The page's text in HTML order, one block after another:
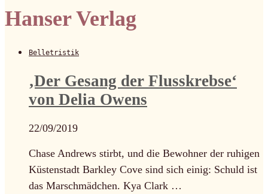
Hanser Verlag
Belletristik
‚Der Gesang der Flusskrebse‘
von Delia Owens
22/09/2019
Chase Andrews stirbt, und die Bewohner der ruhigen
Küstenstadt Barkley Cove sind sich einig: Schuld ist
das Marschmädchen. Kya Clark …